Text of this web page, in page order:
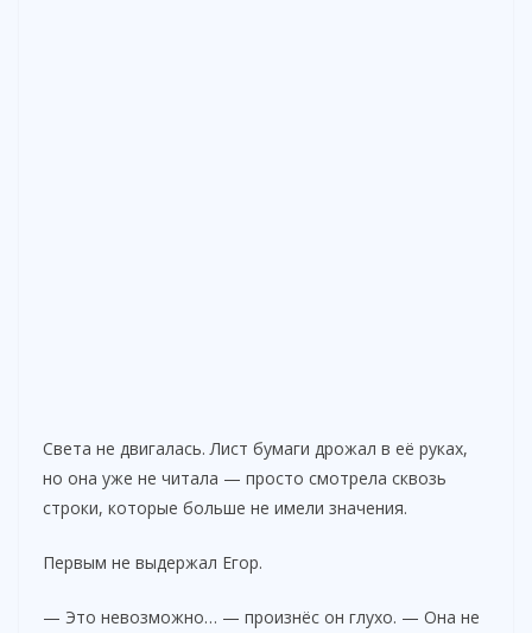
Света не двигалась. Лист бумаги дрожал в её руках,
но она уже не читала — просто смотрела сквозь
строки, которые больше не имели значения.
Первым не выдержал Егор.
— Это невозможно… — произнёс он глухо. — Она не